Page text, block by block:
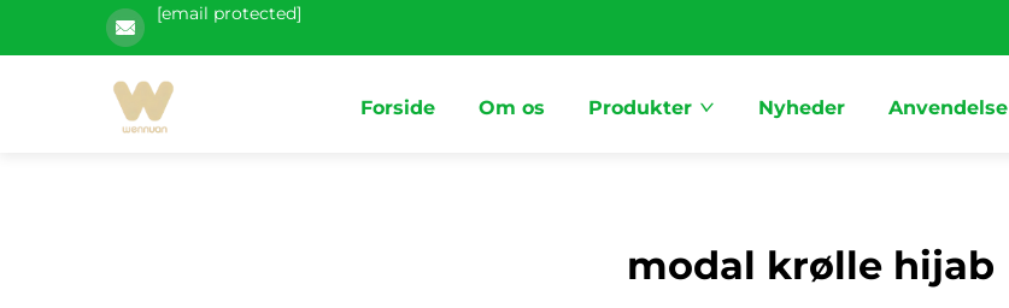
[email protected]
Forside Om os Produkter Nyheder Anvendelse
modal krølle hijab